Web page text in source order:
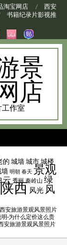
淘宝网店
西安
书籍纪录片影视推
景
店
作室
的 城墙城市城楼
墙 明朝 春天 景观
云 秀丽 秦岭山 绿
陕西 风光 风
安旅游景观风景照片
-为什么定价这么贵
安旅游景观风景照片